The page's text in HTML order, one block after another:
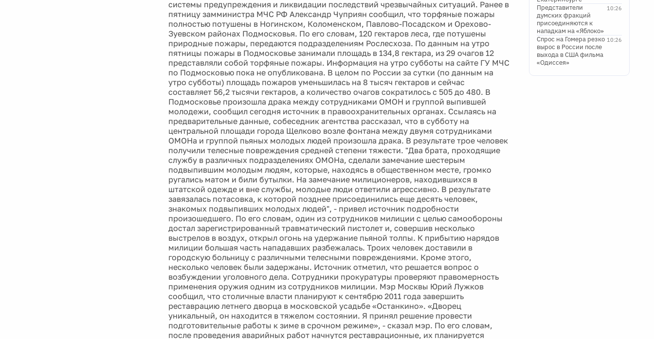
системы предупреждения и ликвидации последствий чрезвычайных ситуаций. Ранее в
пятницу замминистра МЧС РФ Александр Чуприян сообщил, что торфяные пожары
полностью потушены в Ногинском, Коломенском, Павлово-Посадском и Орехово-
Зуевском районах Подмосковья. По его словам, 120 гектаров леса, где потушены
природные пожары, передаются подразделениям Рослесхоза. По данным на утро
пятницы пожары в Подмосковье занимали площадь в 134,8 гектара, из 29 очагов 12
представляли собой торфяные пожары. Информация на утро субботы на сайте ГУ МЧС
по Подмосковью пока не опубликована. В целом по России за сутки (по данным на
утро субботы) площадь пожаров уменьшилась на 8 тысяч гектаров и сейчас
составляет 56,2 тысячи гектаров, а количество очагов сократилось с 505 до 480. В
Подмосковье произошла драка между сотрудниками ОМОН и группой выпившей
молодежи, сообщил сегодня источник в правоохранительных органах. Ссылаясь на
предварительные данные, собеседник агентства рассказал, что в субботу на
центральной площади города Щелково возле фонтана между двумя сотрудниками
ОМОНа и группой пьяных молодых людей произошла драка. В результате трое человек
получили телесные повреждения средней степени тяжести. "Два брата, проходящие
службу в различных подразделениях ОМОНа, сделали замечание шестерым
подвыпившим молодым людям, которые, находясь в общественном месте, громко
ругались матом и били бутылки. На замечание милиционеров, находившихся в
штатской одежде и вне службы, молодые люди ответили агрессивно. В результате
завязалась потасовка, к которой позднее присоединились еще десять человек,
знакомых подвыпивших молодых людей", - привел источник подробности
произошедшего. По его словам, один из сотрудников милиции с целью самообороны
достал зарегистрированный травматический пистолет и, совершив несколько
выстрелов в воздух, открыл огонь на удержание пьяной толпы. К прибытию нарядов
милиции большая часть нападавших разбежалась. Троих человек доставили в
городскую больницу с различными телесными повреждениями. Кроме этого,
несколько человек были задержаны. Источник отметил, что решается вопрос о
возбуждении уголовного дела. Сотрудники прокуратуры проверяют правомерность
применения оружия одним из сотрудников милиции. Мэр Москвы Юрий Лужков
сообщил, что столичные власти планируют к сентябрю 2011 года завершить
реставрацию летнего дворца в московской усадьбе «Останкино». «Дворец
уникальный, он находится в тяжелом состоянии. Я принял решение провести
подготовительные работы к зиме в срочном режиме», - сказал мэр. По его словам,
после проведения аварийных работ начнутся реставрационные, их планируется
10:26
Представители
думских фракций
присоединяются к
нападкам на «Яблоко»
10:26
Спрос на Гомера резко
вырос в России после
выхода в США фильма
«Одиссея»